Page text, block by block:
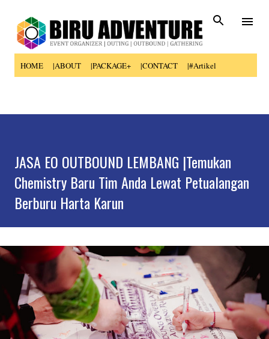
HOME |ABOUT |PACKAGE+ |CONTACT |#Artikel
JASA EO OUTBOUND LEMBANG |Temukan
Chemistry Baru Tim Anda Lewat Petualangan
Berburu Harta Karun